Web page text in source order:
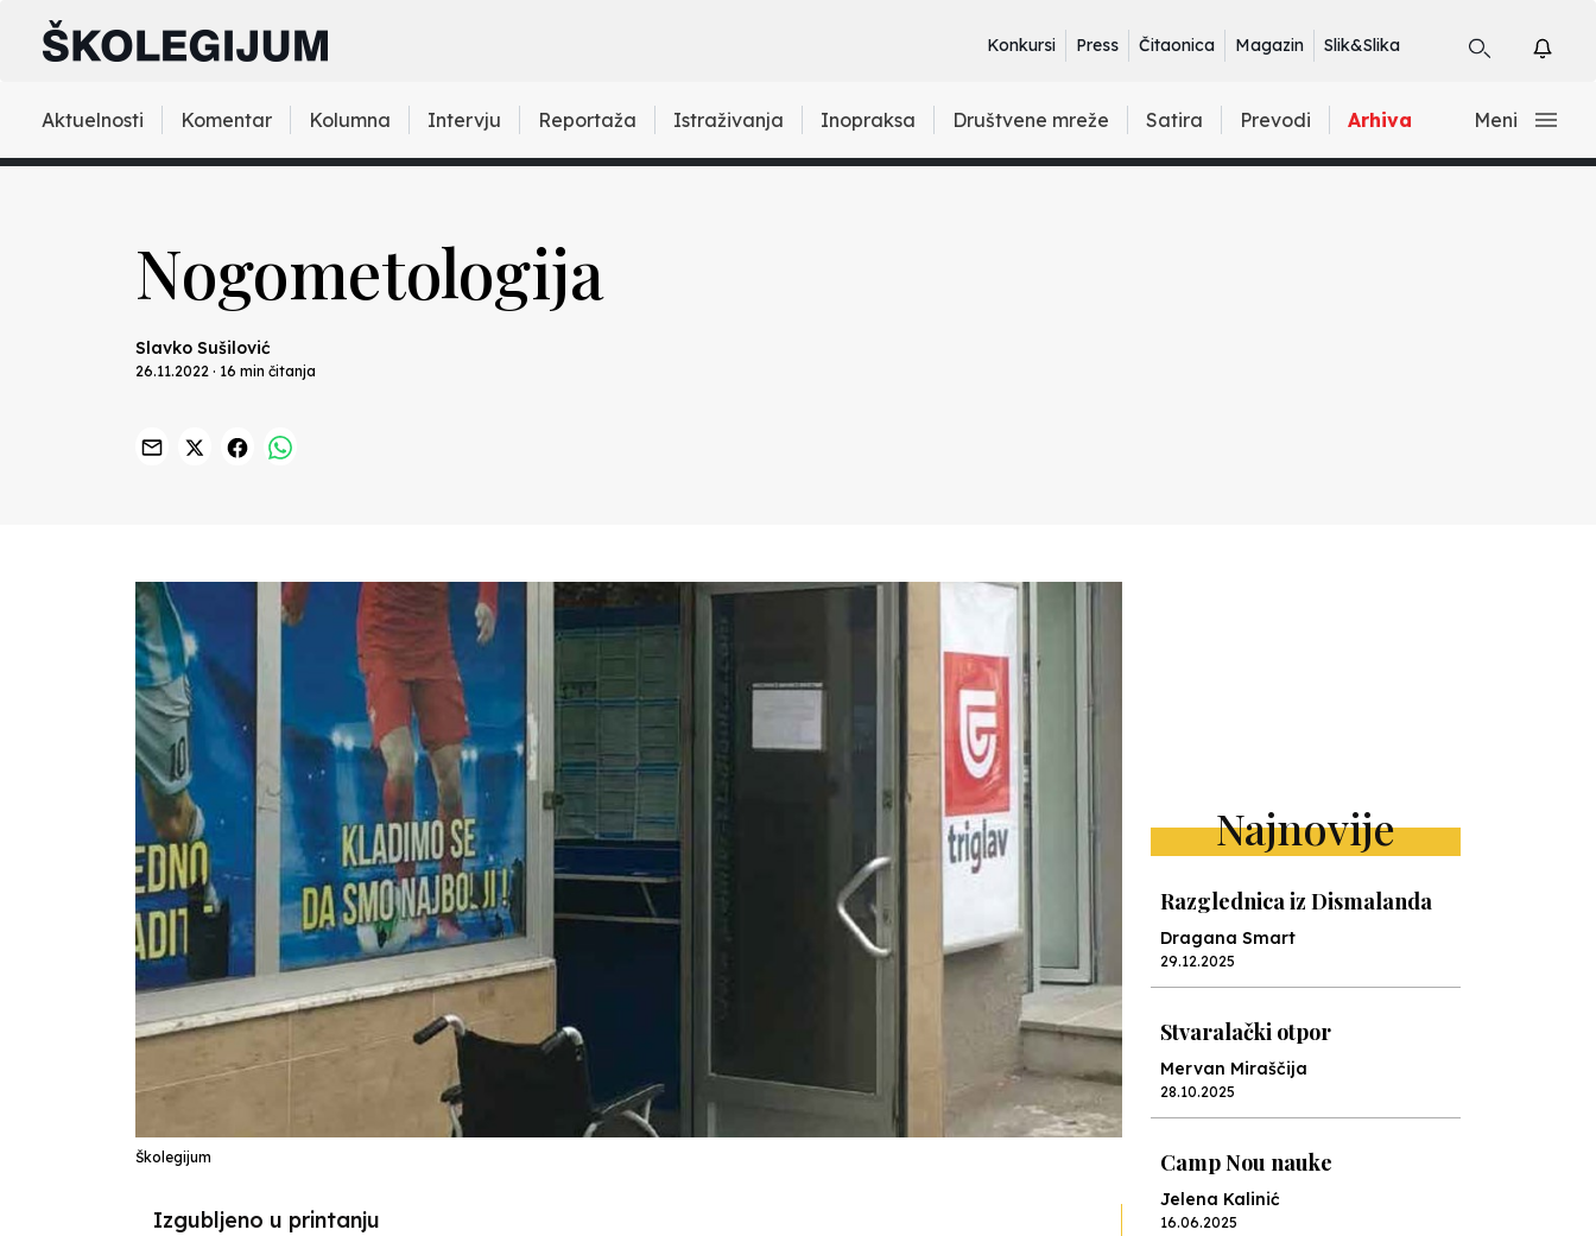
Konkursi Press Čitaonica Magazin Slik&Slika
Aktuelnosti Komentar Kolumna Intervju Reportaža Istraživanja Inopraksa Društvene mreže Satira Prevodi Arhiva Meni
Nogometologija
Slavko Sušilović
26.11.2022 · 16 min čitanja
Školegijum
Izgubljeno u printanju
Najnovije
Razglednica iz Dismalanda
Dragana Smart
29.12.2025
Stvaralački otpor
Mervan Miraščija
28.10.2025
Camp Nou nauke
Jelena Kalinić
16.06.2025